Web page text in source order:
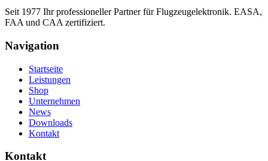
Seit 1977 Ihr professioneller Partner für Flugzeugelektronik. EASA,
FAA und CAA zertifiziert.
Navigation
Startseite
Leistungen
Shop
Unternehmen
News
Downloads
Kontakt
Kontakt